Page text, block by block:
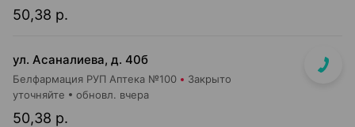
50,38 р.
ул. Асаналиева, д. 40б
Белфармация РУП Аптека №100 Закрыто
50,38 р.
уточняйте обновл. вчера